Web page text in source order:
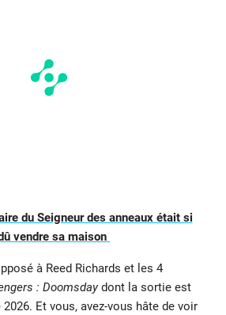
du Seigneur des anneaux était si
vendre sa maison
à Reed Richards et les 4
: Doomsdaydont la sortie est
Et vous, avez-vous hâte de voir